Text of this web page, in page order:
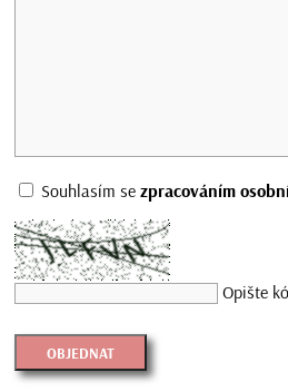
Souhlasím sezpracováním
Opište